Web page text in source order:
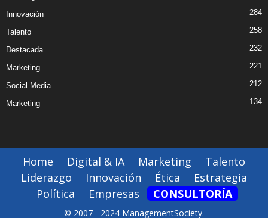
Innovación 284
Talento 258
Destacada 232
Marketing 221
Social Media 212
Marketing 134
Home Digital & IA Marketing
Talento
Liderazgo
Innovación Ética
Estrategia
Política
Empresas CONSULTORÍA
© 2007 - 2024 ManagementSociety.